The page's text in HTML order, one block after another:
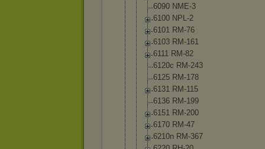
6090 NME-3
6100 NPL-2
6101 RM-76
6103 RM-161
6111 RM-82
6120c RM-243
6125 RM-178
6131 RM-115
6136 RM-199
6151 RM-200
6170 RM-47
6210n RM-367